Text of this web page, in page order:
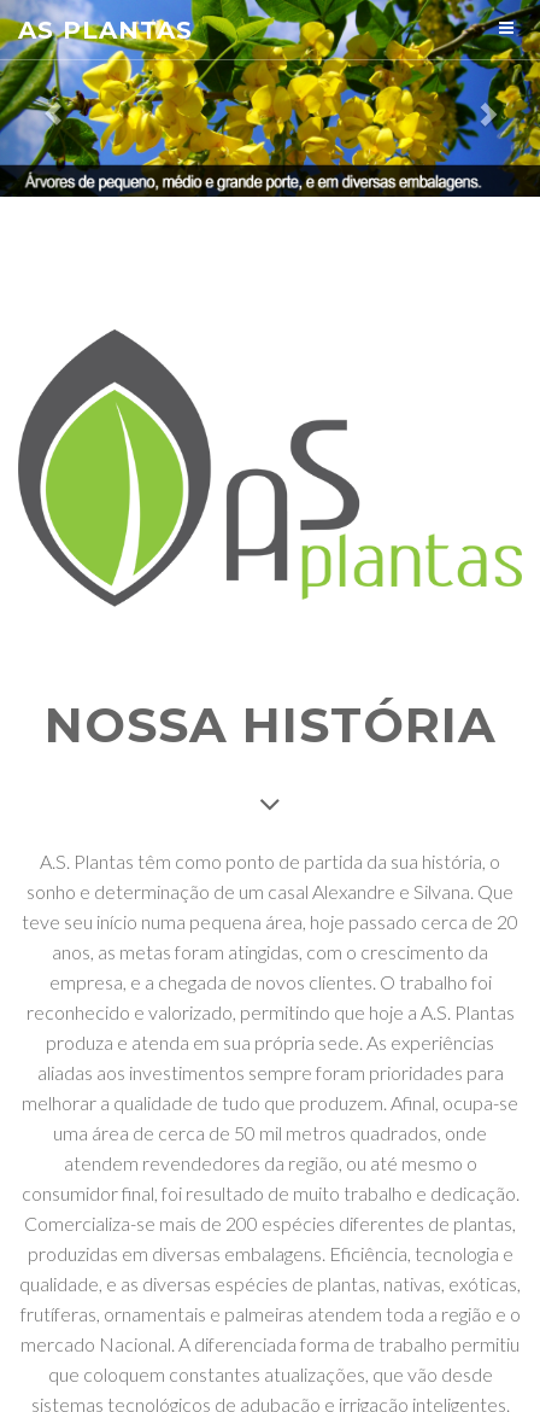
AS PLANTAS
Previous
NOSSA HISTÓRIA
A.S. Plantas têm como ponto de partida da sua história, o
sonho e determinação de um casal Alexandre e Silvana. Que
teve seu início numa pequena área, hoje passado cerca de 20
anos, as metas foram atingidas, com o crescimento da
empresa, e a chegada de novos clientes. O trabalho foi
reconhecido e valorizado, permitindo que hoje a A.S. Plantas
produza e atenda em sua própria sede. As experiências
aliadas aos investimentos sempre foram prioridades para
melhorar a qualidade de tudo que produzem. Afinal, ocupa-se
uma área de cerca de 50 mil metros quadrados, onde
atendem revendedores da região, ou até mesmo o
consumidor final, foi resultado de muito trabalho e dedicação.
Comercializa-se mais de 200 espécies diferentes de plantas,
produzidas em diversas embalagens. Eficiência, tecnologia e
qualidade, e as diversas espécies de plantas, nativas, exóticas,
frutíferas, ornamentais e palmeiras atendem toda a região e o
mercado Nacional. A diferenciada forma de trabalho permitiu
que coloquem constantes atualizações, que vão desde
sistemas tecnológicos de adubação e irrigação inteligentes.